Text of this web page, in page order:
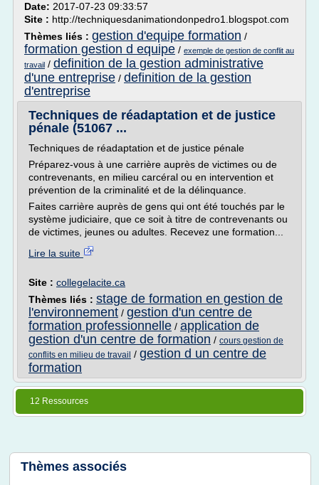
Date: 2017-07-23 09:33:57
Site : http://techniquesdanimationdonpedro1.blogspot.com
Thèmes liés : gestion d'equipe formation /
formation gestion d equipe / exemple de gestion de conflit au
travail / definition de la gestion administrative
d'une entreprise / definition de la gestion
d'entreprise
Techniques de réadaptation et de justice
pénale (51067 ...
Techniques de réadaptation et de justice pénale
Préparez-vous à une carrière auprès de victimes ou de
contrevenants, en milieu carcéral ou en intervention et
prévention de la criminalité et de la délinquance.
Faites carrière auprès de gens qui ont été touchés par le
système judiciaire, que ce soit à titre de contrevenants ou
de victimes, jeunes ou adultes. Recevez une formation...
Lire la suite
Site : collegelacite.ca
Thèmes liés : stage de formation en gestion de
l'environnement / gestion d'un centre de
formation professionnelle / application de
gestion d'un centre de formation / cours gestion de
conflits en milieu de travail / gestion d un centre de
formation
12 Ressources
Thèmes associés